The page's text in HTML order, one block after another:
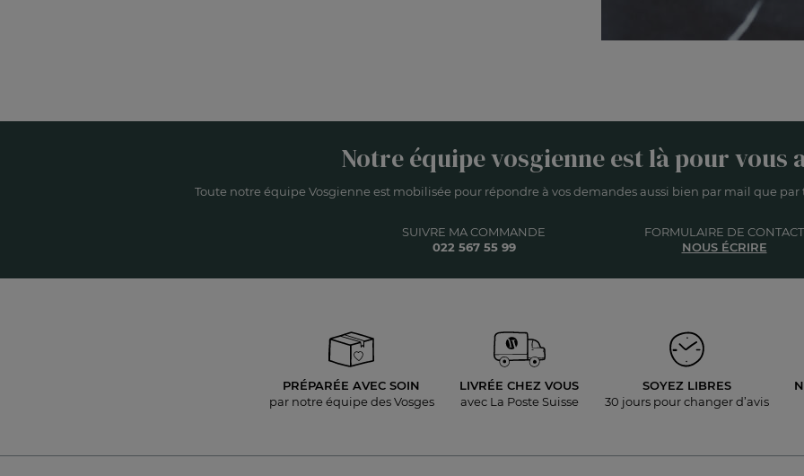
Notre équipe vosgienne est là pour vous
Toute notre équipe Vosgienne est mobilisée pour répondre à vos demandes aussi bien par mail que
SUIVRE MA COMMANDE
022 567 55 99
FORMULAIRE DE CONTACT
NOUS ÉCRIRE
PRÉPARÉE AVEC SOIN
par notre équipe des Vosges
LIVRÉE CHEZ VOUS
avec La Poste Suisse
SOYEZ LIBRES
30 jours pourchanger d’avis